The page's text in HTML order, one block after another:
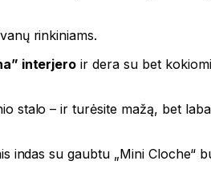
rinkiniams.
interjero ir dera su bet
stalo – ir turėsite mažą, bet
indas su gaubtu „Mini Cloche“